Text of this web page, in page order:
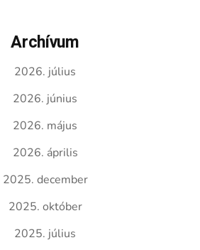
Archívum
2026. július
2026. június
2026. május
2026. április
2025. december
2025. október
2025. július